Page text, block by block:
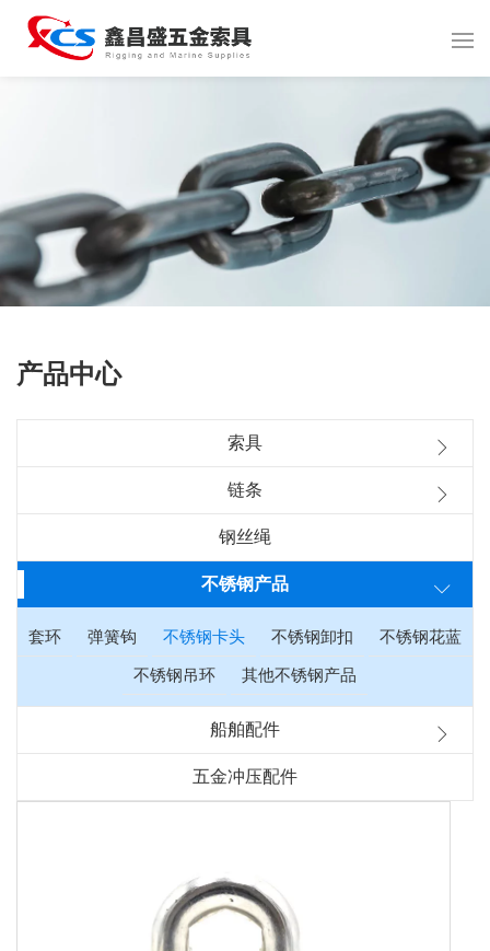
产品中心
索具
链条
钢丝绳
不锈钢产品
套环 弹簧钩 不锈钢卡头 不锈钢卸扣
不锈钢花蓝
不锈钢吊环
其他不锈钢产品
船舶配件
五金冲压配件